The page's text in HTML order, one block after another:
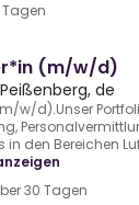
Tagen
(m/w/d)
Peißenberg, de
w/d).Unser
den Bereichen
30 Tagen